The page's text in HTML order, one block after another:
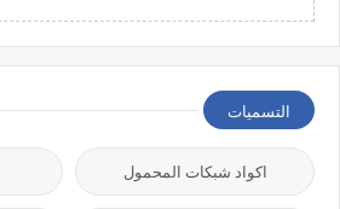
التسميات
اكواد شبكات المحمول